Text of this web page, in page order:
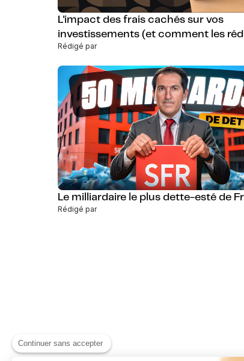
Continuer sans accepter
L'impact des frais cachés sur vos
investissements (et comment les
Rédigé par
Le milliardaire le plus dette-esté de
Rédigé par